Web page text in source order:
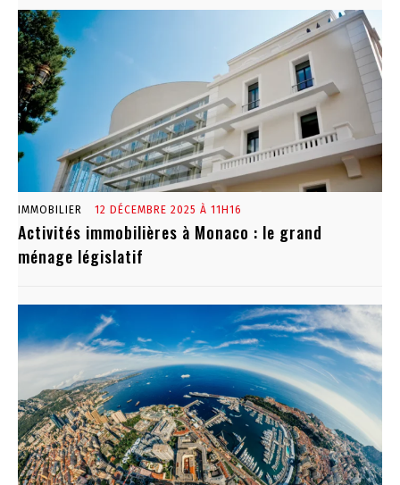
IMMOBILIER 12 DÉCEMBRE 2025 À 11H16
Activités immobilières à Monaco : le grand
ménage législatif